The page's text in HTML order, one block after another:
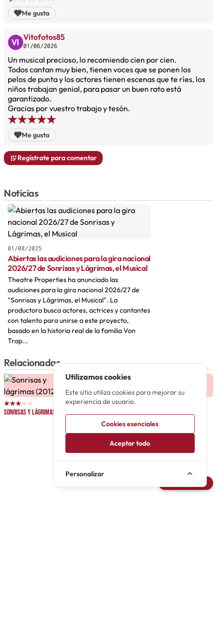
Me gusta
Vitofotos85
01/06/2026
Un musical precioso, lo recomiendo cien por cien.
Todos cantan muy bien, tienen voces que se ponen los
pelos de punta y los actores tienen escenas que te ríes, los
niños trabajan genial, para pasar un buen rato está
garantizado.
Gracias por vuestro trabajo y tesón.
Me gusta
Regístrate para comentar
Noticias
01/08/2025
Abiertas las audiciones para la gira nacional
2026/27 de Sonrisas y Lágrimas, el Musical
Theatre Properties ha anunciado las
audiciones para la gira nacional 2026/27 de
"Sonrisas y Lágrimas, el Musical". La
productora busca actores, actrices y cantantes
con talento para unirse a este proyecto,
basado en la historia real de la familia Von
Trap...
Relacionadas
Sonrisas y lágrimas (2012) Sonrisas y lágrimas(1968) El sonido de la música
(1982)
Utilizamos cookies
Este sitio utiliza cookies para mejorar su
experiencia de usuario.
Cookies esenciales
Aceptar todo
Personalizar